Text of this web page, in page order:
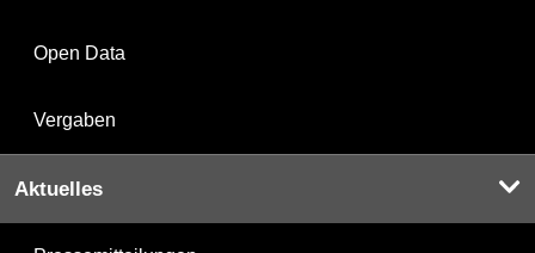
Open Data
Vergaben
Aktuelles